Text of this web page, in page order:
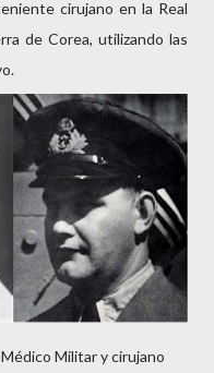
cirujano en la Real
de Corea, utilizando las
Militar y cirujano